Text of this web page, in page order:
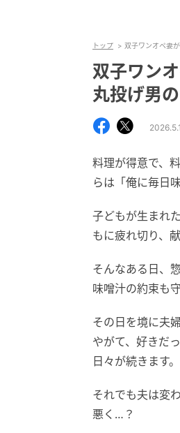
トップ 双子ワンオペ妻
双子ワン
丸投げ男
料理が得意で、
らは「俺に毎日
子どもが生まれ
もに疲れ切り、
そんなある日、
味噌汁の約束も
その日を境に夫
やがて、好きだ
日々が続きます。
それでも夫は変
悪く…？